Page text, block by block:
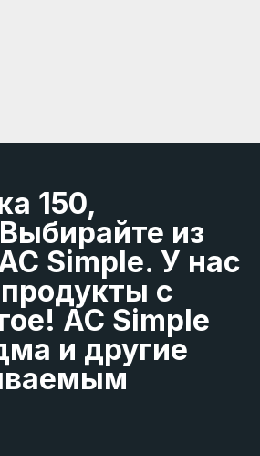
150,
из
Simple. У нас
с
AC Simple
и другие